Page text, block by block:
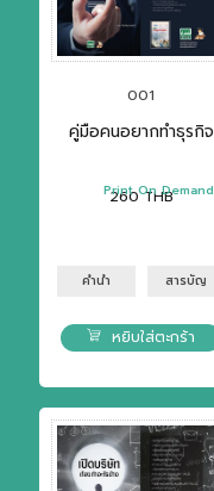
001
คู่มือคนอยากทำธุรกิจ
260 THB
Print On Demand
คำนำ สารบัญ
หยิบใส่ตะกร้า